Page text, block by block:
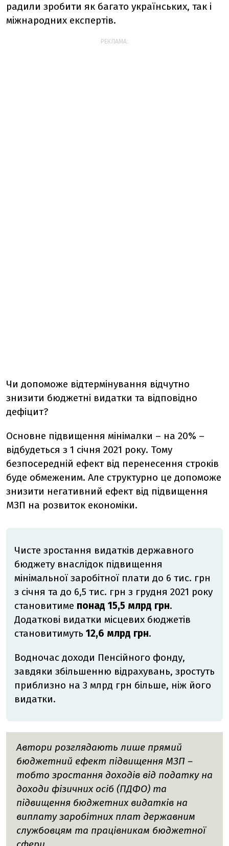
радили зробити як багато українських, так і
міжнародних експертів.
РЕКЛАМА:
Чи допоможе відтермінування відчутно
знизити бюджетні видатки та відповідно
дефіцит?
Основне підвищення мінімалки – на 20% –
відбудеться з 1 січня 2021 року. Тому
безпосередній ефект від перенесення строків
буде обмеженим. Але структурно це допоможе
знизити негативний ефект від підвищення
МЗП на розвиток економіки.
Чисте зростання видатків державного
бюджету внаслідок підвищення
мінімальної заробітної плати до 6 тис. грн
з січня та до 6,5 тис. грн з грудня 2021 року
становитиме понад 15,5 млрд грн.
Додаткові видатки місцевих бюджетів
становитимуть 12,6 млрд грн.
Водночас доходи Пенсійного фонду,
завдяки збільшенню відрахувань, зростуть
приблизно на 3 млрд грн більше, ніж його
видатки.
Автори розглядають лише прямий
бюджетний ефект підвищення МЗП –
тобто зростання доходів від податку на
доходи фізичних осіб (ПДФО) та
підвищення бюджетних видатків на
виплату заробітних плат державним
службовцям та працівникам бюджетної